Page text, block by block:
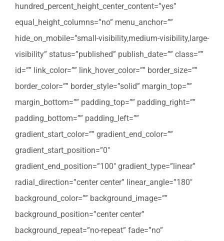
hundred_percent_height_center_content=”yes”
equal_height_columns=”no” menu_anchor=””
hide_on_mobile=”small-visibility,medium-visibility,large-
visibility” status=”published” publish_date=”” class=””
id=”” link_color=”” link_hover_color=”” border_size=””
border_color=”” border_style=”solid” margin_top=””
margin_bottom=”” padding_top=”” padding_right=””
padding_bottom=”” padding_left=””
gradient_start_color=”” gradient_end_color=””
gradient_start_position=”0″
gradient_end_position=”100″ gradient_type=”linear”
radial_direction=”center center” linear_angle=”180″
background_color=”” background_image=””
background_position=”center center”
background_repeat=”no-repeat” fade=”no”